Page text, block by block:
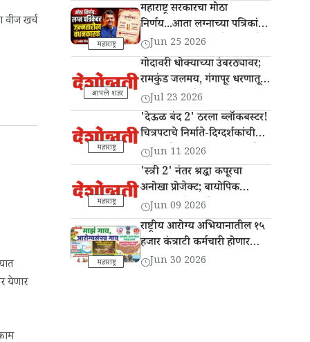
खर्च
येणार
महाराष्ट्र
महाराष्ट्र सरकारचा मोठा
निर्णय...आता लग्नाच्या पत्रिकांवर
वधू-वर यांची जन्मतारीख छापणे
बंधनकारक
Jun 25 2026
आपले शहर
गोदावरी धोक्याच्या उंबरठ्यावर;
रामकुंड जलमय, गंगापूर धरणातून
13 हजार क्यूसेक विसर्ग
Jul 23 2026
महाराष्ट्र
'देऊळ बंद 2' ठरला ब्लॉकबस्टर!
चित्रपटाचे निर्माते-दिग्दर्शकांची
'दैनिक देशोन्नती'ला सदिच्छा भेट
Jun 11 2026
महाराष्ट्र
'स्त्री 2' नंतर श्रद्धा कपूरचा
अनोखा प्रोजेक्ट; बायोपिक
'इथा' प्रदर्शनासाठी सज्ज
Jun 09 2026
महाराष्ट्र
राष्ट्रीय आरोग्य अभियानातील १५
हजार कंत्राटी कर्मचारी होणार
कायम
Jun 30 2026